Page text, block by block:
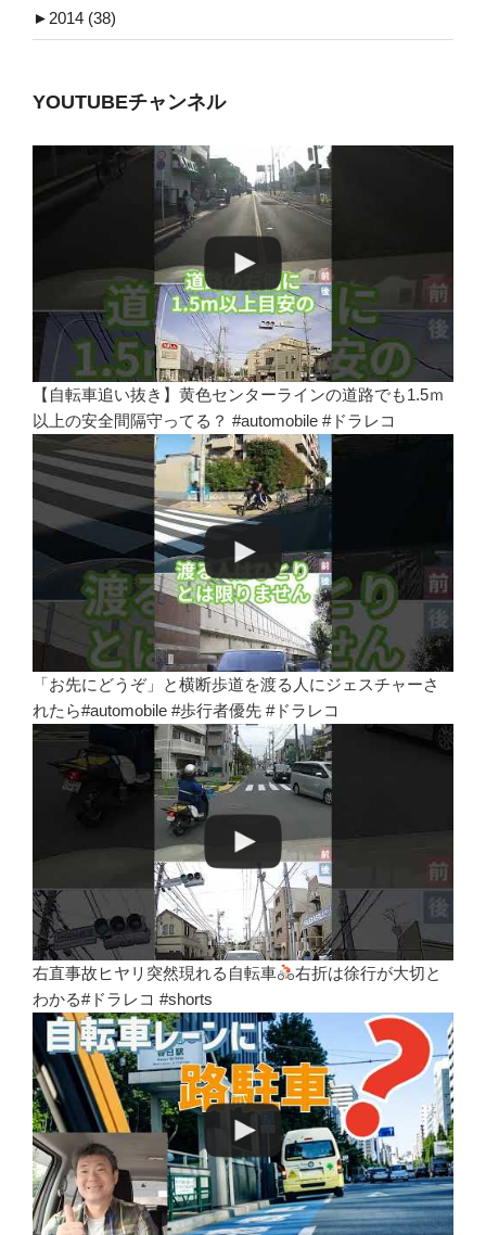
► 2014 (38)
YOUTUBEチャンネル
【自転車追い抜き】黄色センターラインの道路でも1.5ｍ
以上の安全間隔守ってる？ #automobile #ドラレコ
「お先にどうぞ」と横断歩道を渡る人にジェスチャーさ
れたら#automobile #歩行者優先 #ドラレコ
右直事故ヒヤリ突然現れる自転車
右折は徐行が大切と
わかる#ドラレコ #shorts